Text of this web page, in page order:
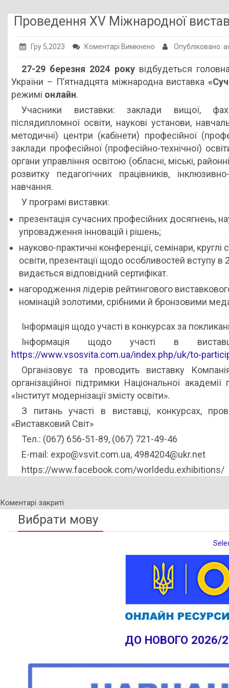
Заклади ПТО
Оголошення
Галерея
НМЦ ПТО України
Проведення XV Міжнародної
Гру 5,2023 Коментарі Вимкнено до
XV
Міжнародної
«Сучасні
заклади
освіти-
2024»
Опубліковано:
27-29 березня 2024 рокувідбудеться
України – П’ятнадцята міжнародна виставка
режимі онлайн.
Учасники виставки: заклади вищої,
післядипломної освіти, наукові установи,
методичні) центри (кабінети) професійної
заклади професійної (професійно-технічної)
органи управління освітою (обласні, міські,
розвитку педагогічних працівників,
навчання.
У програмі виставки:
презентація сучасних професійних досягнень,
упровадження інновацій і рішень;
науково-практичні конференції, семінари,
освіти, презентації щодо особливостей вступу
видається відповідний сертифікат.
нагородження лідерів рейтингового
номінацій золотими, срібними й бронзовими
Інформація щодо участі в конкурсах за
Інформація щодо участі в
https://www.vsosvita.com.ua/index.php/uk/to-
Організовує та проводить виставку
організаційної підтримки Національної
«Інститут модернізації змісту освіти».
З питань участі в виставці, конкурсах,
«Виставковий Світ»
Тел.: (067) 656-51-89, (067) 721-49-46
E-mail: expo@vsvit.com.ua, 4984204@ukr.net
https://www.facebook.com/worldedu.exhibitions/
Коментарі закриті
Вибрати мову
ДО НОВОГО 2026/